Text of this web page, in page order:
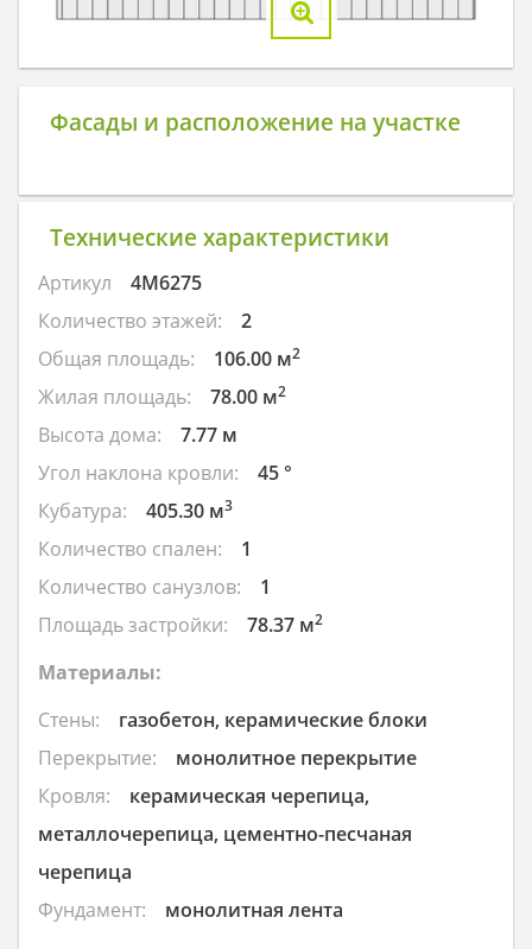
Фасады и расположение на участке
Технические характеристики
Артикул
4M6275
Количество этажей:
2
Общая площадь:
106.00 м2
Жилая площадь: 78.00 м2
Высота дома:
7.77 м
Угол наклона кровли:
45 °
Кубатура:
405.30 м3
Количество спален:
1
Количество санузлов:
1
Площадь застройки:
78.37 м2
Материалы:
Стены:
газобетон, керамические блоки
Перекрытие:
монолитное перекрытие
Кровля:
керамическая черепица,
металлочерепица, цементно-песчаная
черепица
Фундамент:
монолитная лента